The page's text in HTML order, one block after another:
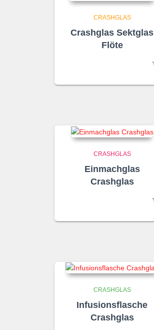
CRASHGLAS
Crashglas Sektglas
Flöte
CRASHGLAS
Einmachglas
Crashglas
CRASHGLAS
Infusionsflasche
Crashglas